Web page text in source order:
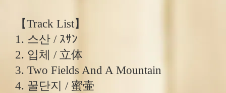
【Track List】
1. 스산 / ｽｻﾝ
2. 입체 / 立体
3. Two Fields And A Mountain
4. 꿀단지 / 蜜壷